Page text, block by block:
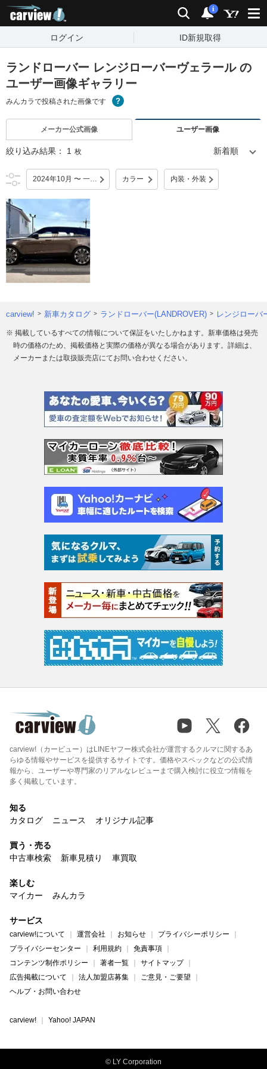
検索 通知
i
ログイン ID新規取得
ランドローバー レンジローバーヴェラール の
ユーザー画像ギャラリー
みんカラで投稿された画像です
メーカー公式画像 ユーザー画像
絞り込み結果： 1 枚
2024年10月 〜 一部改良 カラー 内装・外装
carview! 新車カタログ ランドローバー(LANDROVER) レンジローバ
※ 掲載しているすべての情報について保証をいたしかねます。新車価格は発売
時の価格のため、掲載価格と実際の価格が異なる場合があります。詳細は、
メーカーまたは取扱販売店にてお問い合わせください。
carview!（カービュー）はLINEヤフー株式会社が運営するクルマに関するあ
らゆる情報やサービスを提供するサイトです。価格やスペックなどの公式情
報から、ユーザーや専門家のリアルなレビューまで購入検討に役立つ情報を
多く掲載しています。
知る
カタログ
ニュース オリジナル記事
買う・売る
中古車検索
新車見積り 車買取
楽しむ
マイカー
みんカラ
サービス
carview!について 運営会社 お知らせ
プライバシーポリシー
プライバシーセンター
利用規約
免責事項
コンテンツ制作ポリシー
著者一覧
サイトマップ
広告掲載について
法人加盟店募集
ご意見・ご要望
ヘルプ・お問い合わせ
carview! Yahoo! JAPAN
© LY Corporation